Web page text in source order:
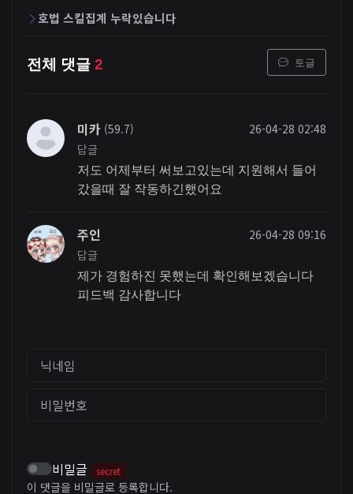
호법 스킬집계 누락있습니다
전체 댓글 2 토글
미카 (59.7)
26-04-28 02:48
답글
저도 어제부터 써보고있는데 지원해서 들어
갔을때 잘 작동하긴했어요
주인
26-04-28 09:16
답글
제가 경험하진 못했는데 확인해보겠습니다
피드백 감사합니다
닉네임
비밀번호
비밀글 secret
이 댓글을 비밀글로 등록합니다.